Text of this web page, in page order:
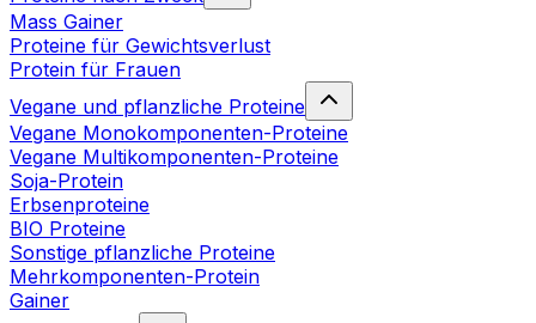
Mass Gainer
Proteine für Gewichtsverlust
Protein für Frauen
Vegane und pflanzliche Proteine
Vegane Monokomponenten-Proteine
Vegane Multikomponenten-Proteine
Soja-Protein
Erbsenproteine
BIO Proteine
Sonstige pflanzliche Proteine
Mehrkomponenten-Protein
Gainer